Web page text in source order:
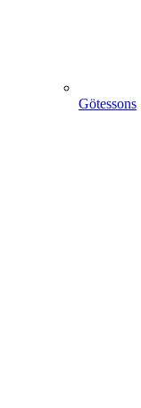
Götessons